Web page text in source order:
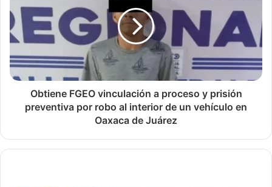
Obtiene FGEO vinculación a proceso y prisión
preventiva por robo al interior de un vehículo en
Oaxaca de Juárez